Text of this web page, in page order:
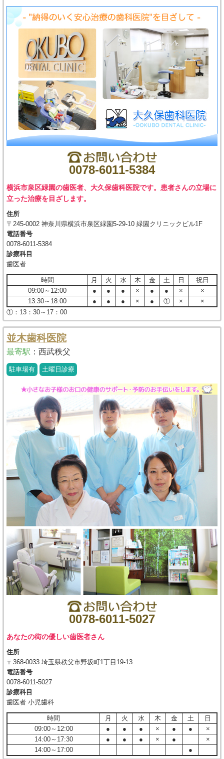
0078-6011-5384
横浜市泉区緑園の歯医者、大久保歯科医院です。患者さんの立場に
立った治療を目ざします。
住所
〒245-0002 神奈川県横浜市泉区緑園5-29-10 緑園クリニックビル1F
電話番号
0078-6011-5384
診療科目
歯医者
時間 月 火 水 木 金 土 日
祝日
09:00～12:00
● ● ● × ● ● ×
×
13:30～18:00
● ● ● × ● ① ×
×
①：13：30～17：00
並木歯科医院
最寄駅 ： 西武秩父
駐車場有 土曜日診療
0078-6011-5027
あなたの街の優しい歯医者さん
住所
〒368-0033 埼玉県秩父市野坂町1丁目19-13
電話番号
0078-6011-5027
診療科目
歯医者 小児歯科
時間 月 火 水 木 金 土
日
09:00～12:00
● ● ● × ● ●
×
14:00～17:30
● ● ● × ●
×
14:00～17:00
●